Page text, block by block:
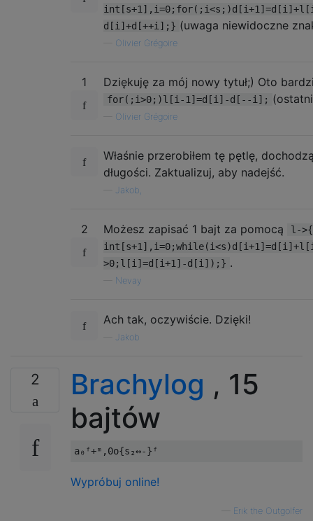
d[i]+d[++i];} (uwaga niewidoczne
Olivier Grégoire
1 Dziękuję za mój nowy tytuł;) Oto
for(;i>0;)l[i-1]=d[i]-d[--i];
Olivier Grégoire
Właśnie przerobiłem tę pętlę,
długości. Zaktualizuj, aby nadejść.
Jakob,
2 Możesz zapisać 1 bajt za pomocą
l-
>0;l[i]=d[i+1]-d[i]);} .
Nevay
Ach tak, oczywiście. Dzięki!
Jakob
2 Brachylog , 15
bajtów
Wypróbuj online!
Erik the Outgolfer